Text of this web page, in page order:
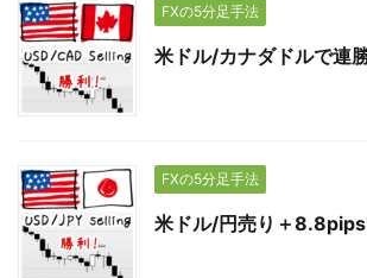
FXの5分足手法
米ドル/カナダドルで連
FXの5分足手法
米ドル/円売り＋